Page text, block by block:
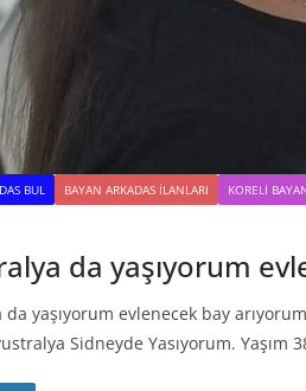
BUL BAYAN ARKADAS ILANLARI KORELI
da yaşıyorum
yaşıyorum evlenecek bay
Sidneyde Yasıyorum. Yaşım